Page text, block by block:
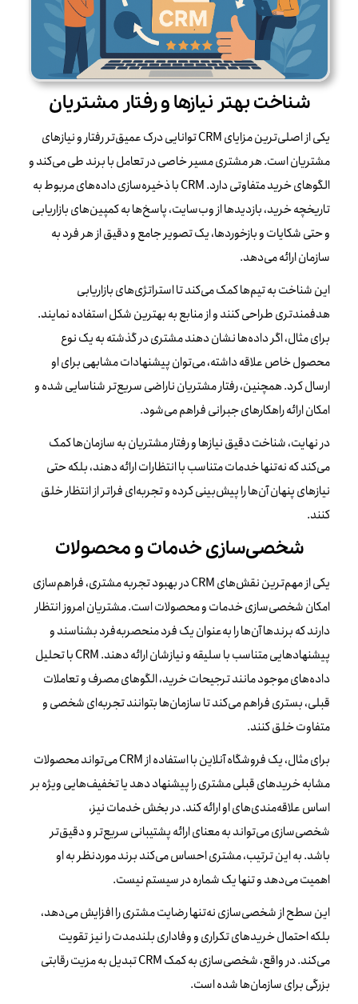
شناخت بهتر نیازها و رفتار مشتریان
یکی از اصلی‌ترین مزایای CRM توانایی درک عمیق‌تر رفتار و نیازهای
مشتریان است. هر مشتری مسیر خاصی در تعامل با برند طی می‌کند و
الگوهای خرید متفاوتی دارد. CRM با ذخیره‌سازی داده‌های مربوط به
تاریخچه خرید، بازدیدها از وب‌سایت، پاسخ‌ها به کمپین‌های بازاریابی
و حتی شکایات و بازخوردها، یک تصویر جامع و دقیق از هر فرد به
سازمان ارائه می‌دهد.
این شناخت به تیم‌ها کمک می‌کند تا استراتژی‌های بازاریابی
هدفمندتری طراحی کنند و از منابع به بهترین شکل استفاده نمایند.
برای مثال، اگر داده‌ها نشان دهند مشتری در گذشته به یک نوع
محصول خاص علاقه داشته، می‌توان پیشنهادات مشابهی برای او
ارسال کرد. همچنین، رفتار مشتریان ناراضی سریع‌تر شناسایی شده و
امکان ارائه راهکارهای جبرانی فراهم می‌شود.
در نهایت، شناخت دقیق نیازها و رفتار مشتریان به سازمان‌ها کمک
می‌کند که نه‌تنها خدمات متناسب با انتظارات ارائه دهند، بلکه حتی
نیازهای پنهان آن‌ها را پیش‌بینی کرده و تجربه‌ای فراتر از انتظار خلق
کنند.
شخصی‌سازی خدمات و محصولات
یکی از مهم‌ترین نقش‌های CRM در بهبود تجربه مشتری، فراهم‌سازی
امکان شخصی‌سازی خدمات و محصولات است. مشتریان امروز انتظار
دارند که برندها آن‌ها را به‌عنوان یک فرد منحصربه‌فرد بشناسند و
پیشنهادهایی متناسب با سلیقه و نیازشان ارائه دهند. CRM با تحلیل
داده‌های موجود مانند ترجیحات خرید، الگوهای مصرف و تعاملات
قبلی، بستری فراهم می‌کند تا سازمان‌ها بتوانند تجربه‌ای شخصی و
متفاوت خلق کنند.
برای مثال، یک فروشگاه آنلاین با استفاده از CRM می‌تواند محصولات
مشابه خریدهای قبلی مشتری را پیشنهاد دهد یا تخفیف‌هایی ویژه بر
اساس علاقه‌مندی‌های او ارائه کند. در بخش خدمات نیز،
شخصی‌سازی می‌تواند به معنای ارائه پشتیبانی سریع‌تر و دقیق‌تر
باشد. به این ترتیب، مشتری احساس می‌کند برند موردنظر به او
اهمیت می‌دهد و تنها یک شماره در سیستم نیست.
این سطح از شخصی‌سازی نه‌تنها رضایت مشتری را افزایش می‌دهد،
بلکه احتمال خریدهای تکراری و وفاداری بلندمدت را نیز تقویت
می‌کند. در واقع، شخصی‌سازی به کمک CRM تبدیل به مزیت رقابتی
بزرگی برای سازمان‌ها شده است.